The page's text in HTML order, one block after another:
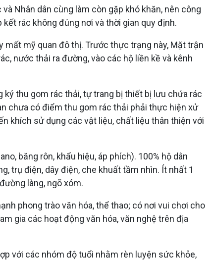
Nhân dân cùng làm còn gặp khó khăn, nên công
rác không đúng nơi và thời gian quy định.
mỹ quan đô thị. Trước thực trạng này, Mặt trận
nước thải ra đường, vào các hộ liền kề và kênh
ký thu gom rác thải, tự trang bị thiết bị lưu chứa rác
chưa có điểm thu gom rác thải phải thực hiện xử
khích sử dụng các vật liệu, chất liệu thân thiện với
băng rôn, khẩu hiệu, áp phích). 100% hộ dân
trụ điện, dây điện, che khuất tầm nhìn. Ít nhất 1
làng, ngõ xóm.
phong trào văn hóa, thể thao; có nơi vui chơi cho
gia các hoạt động văn hóa, văn nghệ trên địa
với các nhóm độ tuổi nhằm rèn luyện sức khỏe,